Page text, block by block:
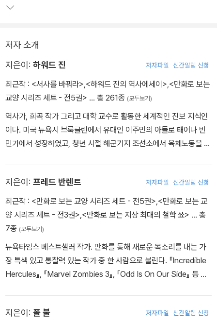
미국의 침략 역사를 낱낱이 파헤쳐 보여 준다. 이 책을 읽다 보면 미국
저자 소개
지은이: 하워드 진 저자파일 신간알림 신청
최근작 : <서사를 바꿔라>,<하워드 진의 역사에세이>,<만화로 보는
교양 시리즈 세트 - 전5권> … 총 261종 (모두보기)
역사가, 희곡 작가 그리고 대학 교수로 활동한 세계적인 진보 지식인
이다. 미국 뉴욕시 브룩클린에서 유대인 이주민의 아들로 태어나 빈
민가에서 성장하였고, 청년 시절 해군기지 조선소에서 육체노동을 하
후 컬럼비아 대학교에서 역사학 박사학위를 받았다. 1956년 흑인들
만 다니는 학교인 스펠만 대학교의 역사학 교수가 되었고, 학생들과
함께 흑인차별에 항거하는 민권 운동을 벌였다. 1964년 보스턴 대학
교로 자리를 옮겨 베트남 반전 운동의 선두에 섰으며, 1988년까지
을 바친 실천적·진보적 지식인이었던 그는 노암 촘스키(Avram Noa
m Chomsky)와 더불어 ‘미국 현대사의 양심’이라 일컬어졌다. 대표
적 저서는 민중의 시각에서 미국의 역사를 관찰한 《미국 민중사(A P
eople’s History of the United States)》로, 이 책은 1980년 출
간 당시 4,000부가 발행되었으나 2009년 말까지 200만 부가 팔려
지은이: 프레드 반렌트 저자파일 신간알림 신청
최근작 : <만화로 보는 교양 시리즈 세트 - 전5권>,<만화로 보는 교
양 시리즈 세트 - 전3권>,<만화로 보는 지상 최대의 철학 쑈> … 총
7종 (모두보기)
뉴욕타임스 베스트셀러 작가. 만화를 통해 새로운 목소리를 내는 가
장 특색 있고 통찰력 있는 작가 중 한 사람으로 불린다. 『Incredible
Hercules』, 『Marvel Zombies 3』, 『Odd Is On Our Side』 등 여
년 대중문화 잡지 『위저드(Wizard)』에서 ‘브레이크아웃 탤런트’ 상
지은이: 폴 불 저자파일 신간알림 신청